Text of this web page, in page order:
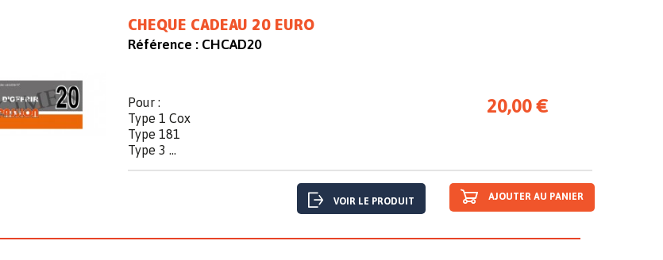
CHEQUE CADEAU 20 EURO
Référence : CHCAD20
Pour :
Type 1 Cox
Type 181
Type 3 ...
20,00 €
VOIR LE PRODUIT AJOUTER AU PANIER